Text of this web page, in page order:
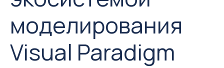
моделирования
Visual Paradigm